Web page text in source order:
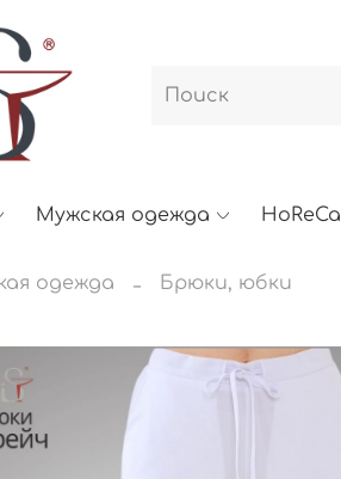
Мужская одежда HoReCa
одежда Брюки, юбки